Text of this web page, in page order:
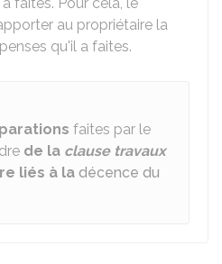
au propriétaire la
qu'il a faites.
faites par le
de la clause travaux
liés à la décence du